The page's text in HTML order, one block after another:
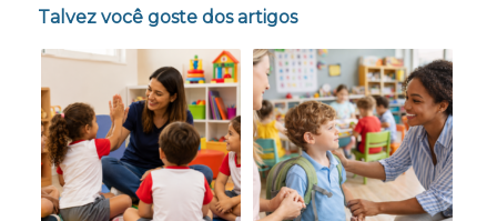
Talvez você goste dos artigos